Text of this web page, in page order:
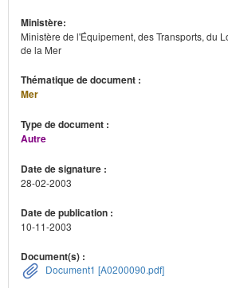
Ministère:
Ministère de l'Équipement, des Transports, du
de la Mer
Thématique de document :
Mer
Type de document :
Autre
Date de signature :
28-02-2003
Date de publication :
10-11-2003
Document(s) :
Document1 [A0200090.pdf]